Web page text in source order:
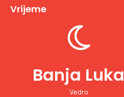
vVrijeme
Banja Luka
Vedro